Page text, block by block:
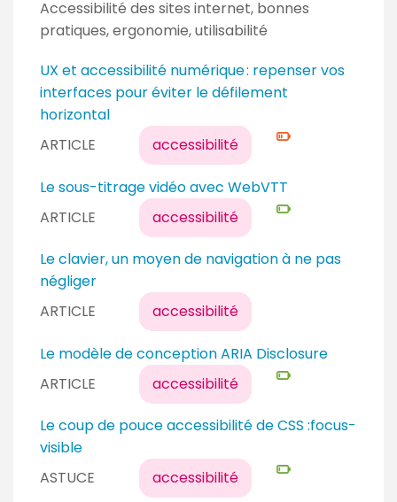
Accessibilité des sites internet, bonnes
pratiques, ergonomie, utilisabilité
ARTICLE accessibilité
UX et accessibilité numérique : repenser vos
interfaces pour éviter le défilement
horizontal
N
i
v
e
u
o
f
i
r
é
ARTICLE accessibilité
Le sous-titrage vidéo avec WebVTT
N
e
a
d
b
u
a
n
t
ARTICLE accessibilité
Le clavier, un moyen de navigation à ne pas
négliger
ARTICLE accessibilité
Le modèle de conception ARIA Disclosure
N
e
a
d
ASTUCE accessibilité
Le coup de pouce accessibilité de CSS :focus-
visible
N
i
v